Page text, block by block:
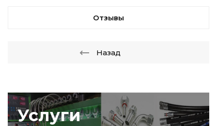
Услуги
Отзывы
Назад